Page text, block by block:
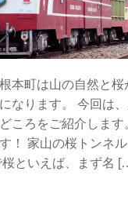
本町は山の自然と桜
なります。 今回は
ころをご紹介します
！ 家山の桜トンネ
桜といえば、まず名